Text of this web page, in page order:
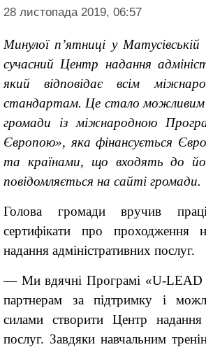
28 листопада 2019, 06:57
Минулої п’ятниці у Матусівській
сучасний Центр надання
який відповідає всім
стандартам. Це стало можливим
громади із міжнародною
Європою», яка фінансується
та країнами, що входять до
повідомляється на сайті громади.
Голова громади вручив
сертифікати про проходження
надання адміністративних послуг.
— Ми вдячні Програмі «U-LEAD
партнерам за підтримку і
силами створити Центр надання
послуг. Завдяки навчальним